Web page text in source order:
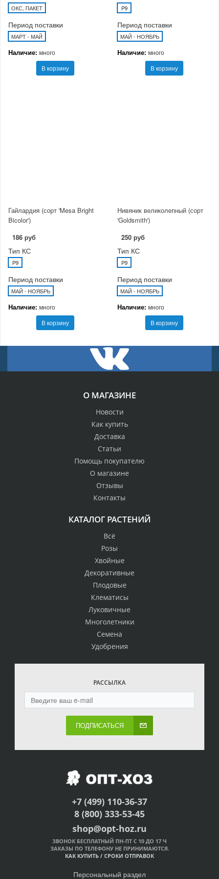
ОКС, ПАКЕТ
Период поставки
МАРТ - МАЙ
Наличие: много
В корзину
P9
Период поставки
МАЙ - НОЯБРЬ
Наличие: много
В корзину
Гайлардия (сорт 'Mesa Bright
Bicolor')
186 руб
Тип КС
P9
Период поставки
МАЙ - НОЯБРЬ
Наличие: много
В корзину
Нивяник великолепный (сорт
'Goldsmith')
250 руб
Тип КС
P9
Период поставки
МАЙ - НОЯБРЬ
Наличие: много
В корзину
О МАГАЗИНЕ
Новости
Как купить
Доставка
Статьи
Помощь покупателю
О магазине
Отзывы
Контакты
КАТАЛОГ РАСТЕНИЙ
Всё
Розы
Хвойные
Декоративные
Плодовые
Клематисы
Луковичные
Многолетники
Семена
Удобрения
РАССЫЛКА
ПОДПИСАТЬСЯ
+7 (499) 110-36-37
8 (800) 333-53-45
shop@opt-hoz.ru
ЗВОНОК БЕСПЛАТНЫЙ ПН-ПТ С 10 ДО 17 Ч
ЗАКАЗЫ ПО ТЕЛЕФОНУ НЕ ПРИНИМАЮТСЯ.
КАК КУПИТЬ / СРОКИ ОТПРАВОК
Персональный раздел